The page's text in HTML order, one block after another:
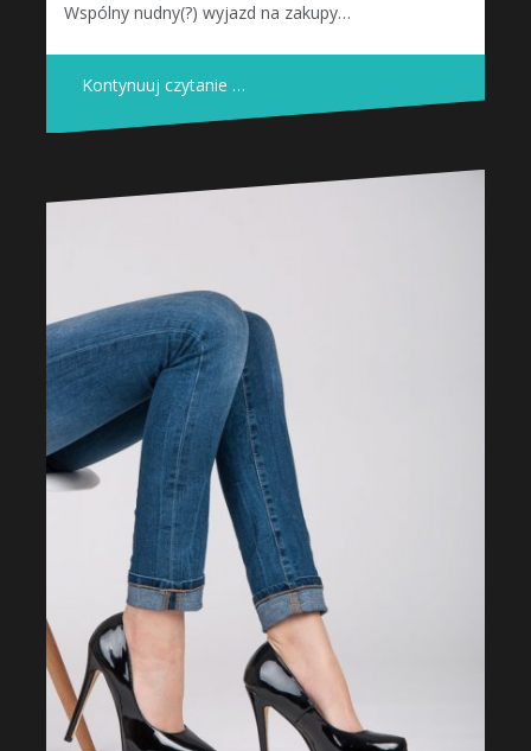
Wspólny nudny(?) wyjazd na zakupy…
Kontynuuj czytanie …